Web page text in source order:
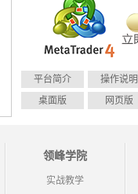
平台简介 操作说明
桌面版
网页版
领峰学院
实战教学